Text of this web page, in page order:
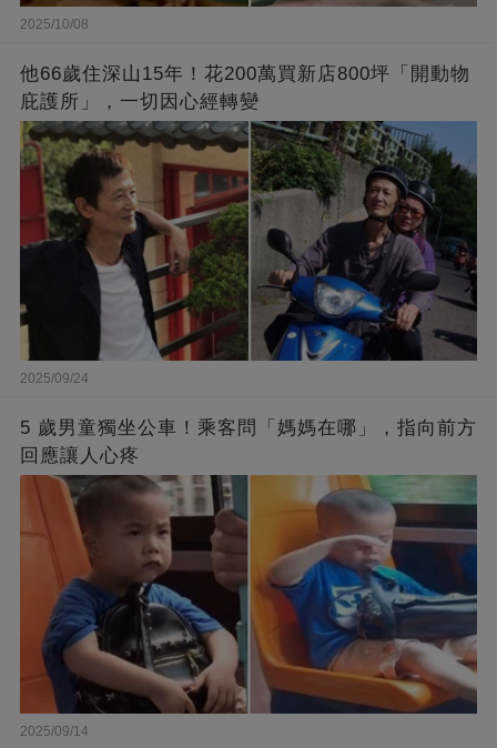
2025/10/08
他66歲住深山15年！花200萬買新店800坪「開動物
庇護所」，一切因心經轉變
2025/09/24
5 歲男童獨坐公車！乘客問「媽媽在哪」，指向前方
回應讓人心疼
2025/09/14